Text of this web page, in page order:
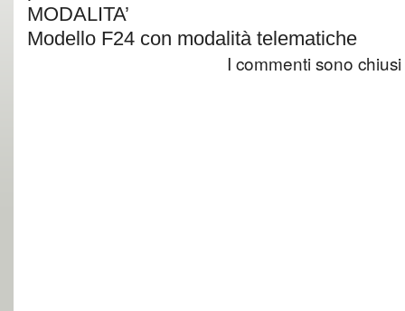
MODALITA’
Modello F24 con modalità telematiche
I commenti sono chiusi